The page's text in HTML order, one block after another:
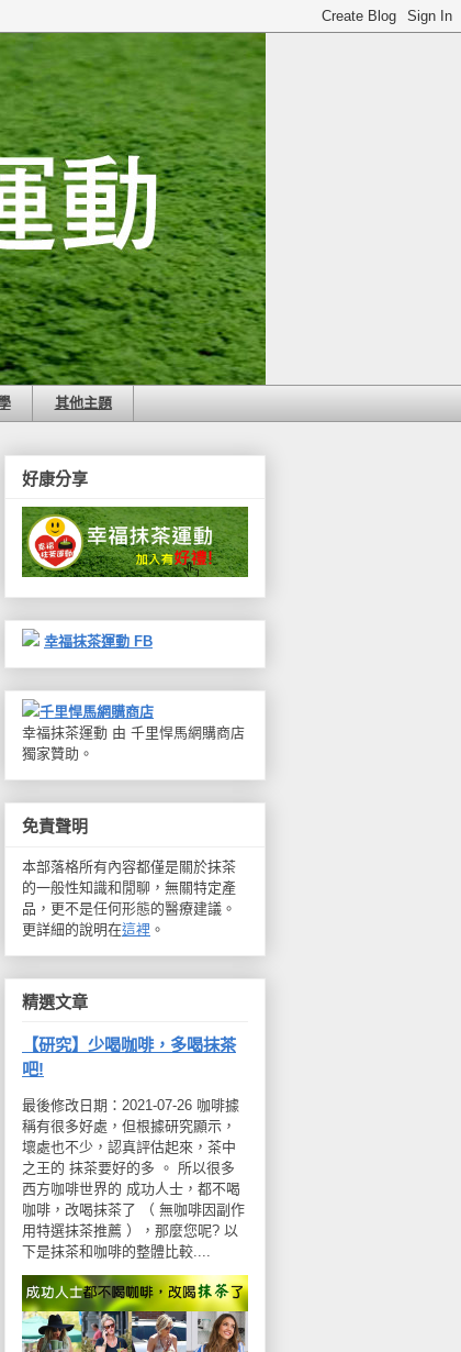
其他主題
好康分享
幸福抹茶運動 FB
千里悍馬網購商店
幸福抹茶運動 由 千里悍馬網購商店
獨家贊助。
免責聲明
本部落格所有內容都僅是關於抹茶
的一般性知識和閒聊，無關特定產
品，更不是任何形態的醫療建議。
更詳細的說明在這裡 。
精選文章
【研究】少喝咖啡，多喝抹茶
吧!
最後修改日期：2021-07-26 咖啡據
稱有很多好處，但根據研究顯示，
壞處也不少，認真評估起來，茶中
之王的 抹茶要好的多 。 所以很多
西方咖啡世界的 成功人士，都不喝
咖啡，改喝抹茶了 （ 無咖啡因副作
用特選抹茶推薦 ），那麼您呢? 以
下是抹茶和咖啡的整體比較....